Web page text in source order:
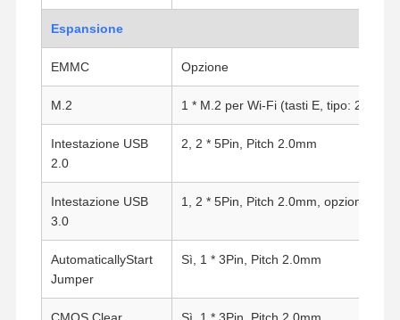
Firewall Mini PC
Mini PC industriale
1U Rackmount PC
Mini PC POE
NAS Mini PC
Celeron Mini PC
Core Mini PC
Office Mini PC
Espansione
EMMC Opzione
M.2 1 * M.2 per Wi-Fi (tasti E, tipo: 2230)
Intestazione USB
2.0
2, 2 * 5Pin, Pitch 2.0mm
Intestazione USB
3.0
1, 2 * 5Pin, Pitch 2.0mm, opzionale
AutomaticallyStart
Jumper
Sì, 1 * 3Pin, Pitch 2.0mm
CMOS Clear Sì, 1 * 3Pin, Pitch 2.0mm